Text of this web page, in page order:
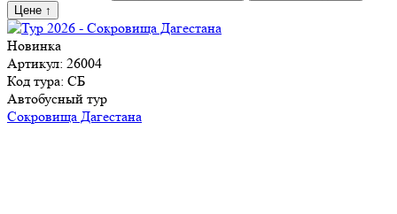
Цене ↑
Новинка
Артикул: 26004
Код тура: СБ
Автобусный тур
Сокровища Дагестана